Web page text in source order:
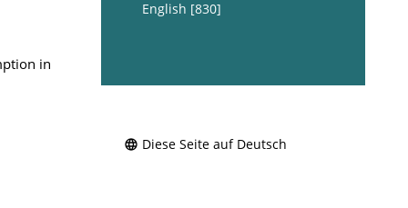
in
English [830]
Diese Seite auf Deutsch